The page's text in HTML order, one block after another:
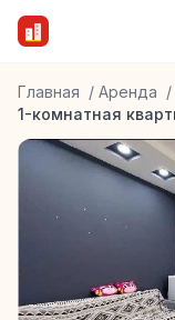
Главная / Аренда /